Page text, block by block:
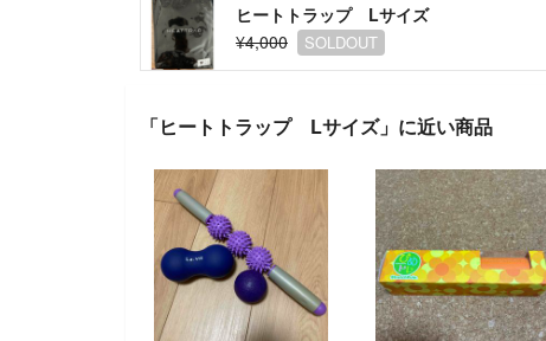
ヒートトラップ Lサイズ
¥4,000
SOLDOUT
「ヒートトラップ Lサイズ」に近い商品